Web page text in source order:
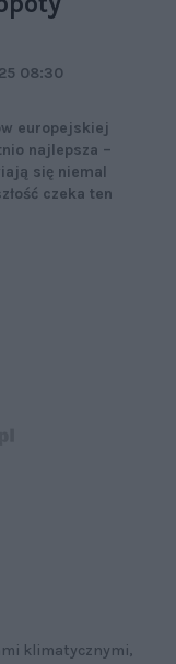
08:30
europejskiej
najlepsza –
się niemal
czeka ten
klimatycznymi,